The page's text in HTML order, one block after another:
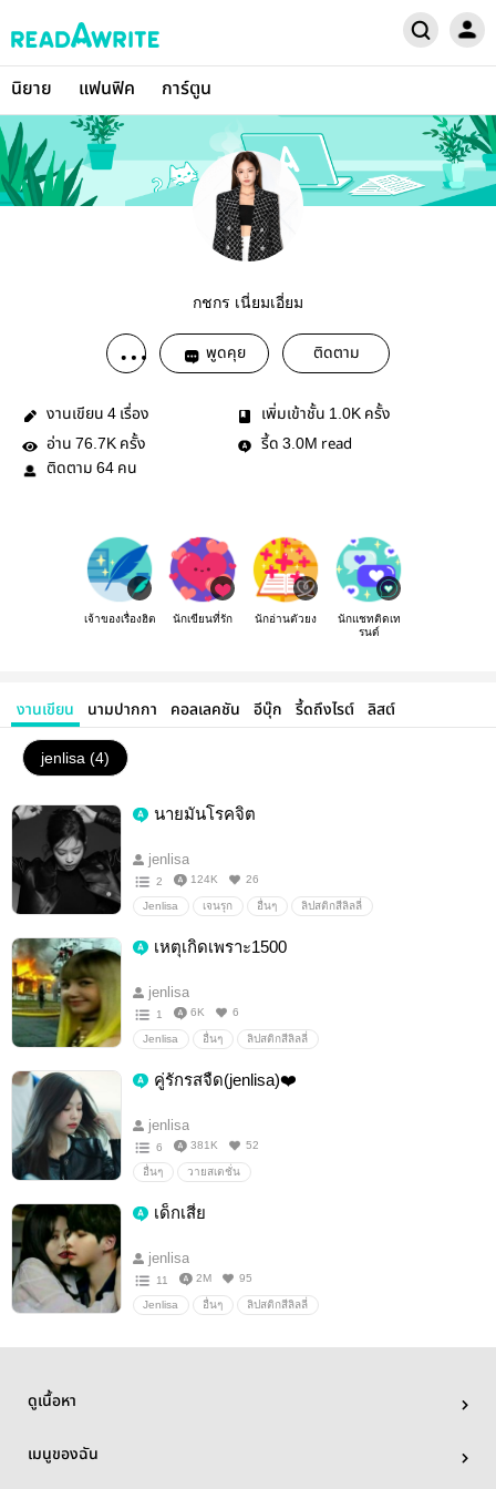
นิยาย แฟนฟิค การ์ตูน
กชกร เนี่ยมเอี่ยม
พูดคุย ติดตาม
งานเขียน 4 เรื่อง เพิ่มเข้าชั้น 1.0K ครั้ง
อ่าน 76.7K ครั้ง รี้ด 3.0M read
ติดตาม 64 คน
เจ้าของเรื่องฮิต นักเขียนที่รัก นักอ่านตัวยง
นักแชทติดเท
รนด์
งานเขียน นามปากกา คอลเลคชัน อีบุ๊ก รี้ดถึงไรต์ ลิสต์
jenlisa​ (4)
นาย​มัน​โรคจิต​
jenlisa​
2 124K 26
Jenlisa เจน​รุก อื่นๆ ลิปสติกสีลิลลี่
เหตุ​เกิด​เพราะ​1500
jenlisa​
1 6K 6
Jenlisa อื่นๆ ลิปสติกสีลิลลี่
คู่รักรสจืด​(jenlisa​)​❤️
jenlisa​
6 381K 52
อื่นๆ วายสเตชั่น
เด็กเสี่ย​
jenlisa​
11 2M 95
Jenlisa อื่นๆ ลิปสติกสีลิลลี่
ดูเนื้อหา
เมนูของฉัน